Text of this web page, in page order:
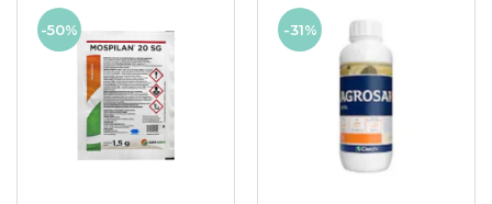
-50% -31%